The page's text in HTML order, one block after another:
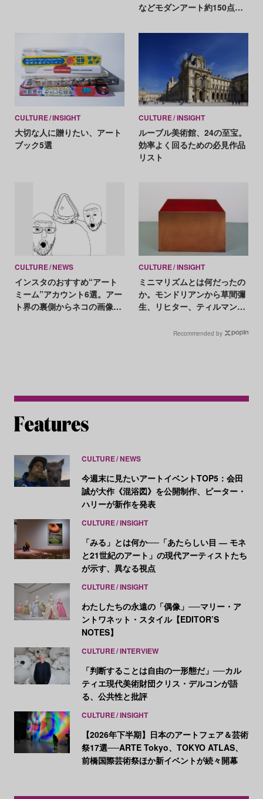
などモダンアート約150点が
で表現する「夢」
CULTURE INSIGHT
大切な人に贈りたい、アート
ブック5選
CULTURE INSIGHT
ルーブル美術館、24の至宝。
効率よく回るための必見作品
リスト
CULTURE NEWS
インスタのおすすめ“アート
ミーム”アカウント6選。アー
ト界の裏側からネコの画像ま
CULTURE INSIGHT
ミニマリズムとは何だったの
か。モンドリアンから草間彌
生、リヒター、ティルマンス
Recommended by
CULTURE NEWS
今週末に見たいアートイベントTOP5：会田
誠が大作《混浴図》を公開制作、ピーター・
ハリーが新作を発表
CULTURE INSIGHT
「みる」とは何か──「あたらしい目 ― モネ
と21世紀のアート」の現代アーティストたち
が示す、異なる視点
CULTURE INSIGHT
わたしたちの永遠の「偶像」──マリー・ア
ントワネット・スタイル【EDITOR’S
NOTES】
CULTURE INTERVIEW
「判断することは自由の一形態だ」──カル
ティエ現代美術財団クリス・デルコンが語
る、公共性と批評
CULTURE INSIGHT
【2026年下半期】日本のアートフェア＆芸術
祭17選──ARTE Tokyo、TOKYO ATLAS、
前橋国際芸術祭ほか新イベントが続々開幕